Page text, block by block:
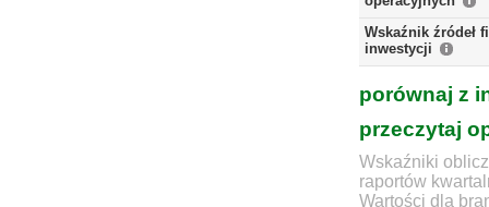
Wskaźnik źródeł
inwestycji
porównaj z
przeczytaj
Wskaźniki
raportów
Wartości dla